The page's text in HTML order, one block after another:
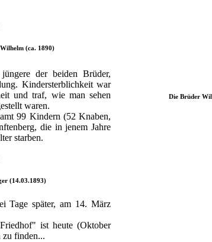
(ca. 1890)
der beiden Brüder,
Kindersterblichkeit war
und traf, wie man sehen
waren.
99 Kindern (52 Knaben,
die in jenem Jahre
starben.
(14.03.1893)
Tage später, am 14. März
ist heute (Oktober
zu finden...
Die Brüder